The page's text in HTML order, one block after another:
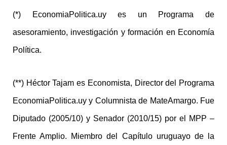
(*) EconomiaPolitica.uy es un Programa de
asesoramiento, investigación y formación en Economía
Política.
(**) Héctor Tajam es Economista, Director del Programa
EconomiaPolitica.uy y Columnista de MateAmargo. Fue
Diputado (2005/10) y Senador (2010/15) por el MPP –
Frente Amplio. Miembro del Capítulo uruguayo de la